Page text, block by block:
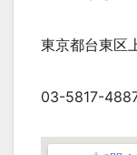
東京都台東区
03-5817-